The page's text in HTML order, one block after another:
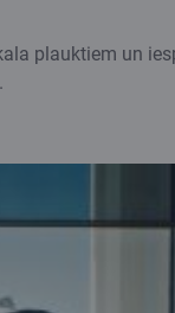
plauktiem un